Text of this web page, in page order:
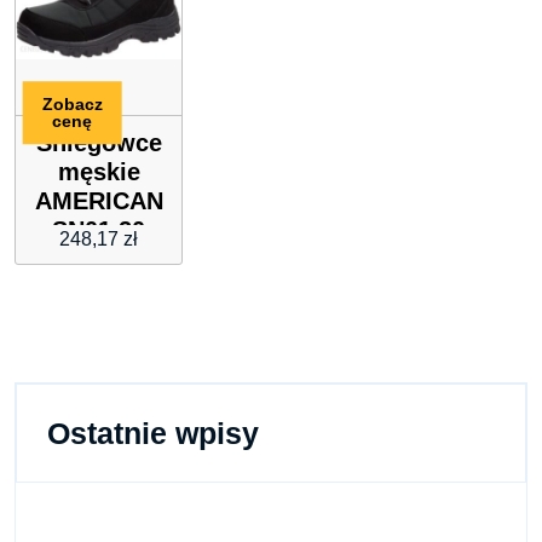
Śniegowce
męskie
AMERICAN
SN01 20
SOFTSHELL
248,17 zł
Zobacz
cenę
Ostatnie wpisy